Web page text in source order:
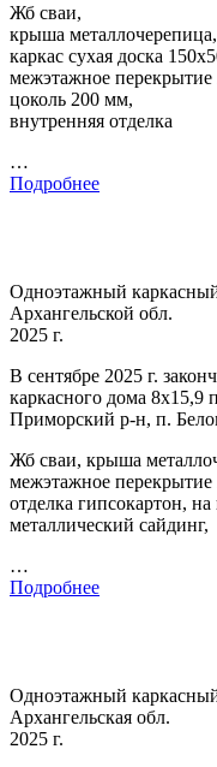
Жб сваи,
крыша металлочерепица,
каркас сухая доска
межэтажное
цоколь 200 мм,
внутренняя отделка
…
Подробнее
Одноэтажный
Архангельской обл.
2025 г.
В сентябре 2025 г.
каркасного дома 8х15,9
Приморский р-н, п.
Жб сваи, крыша
межэтажное
отделка гипсокартон,
металлический сайдинг,
…
Подробнее
Одноэтажный
Архангельская обл.
2025 г.